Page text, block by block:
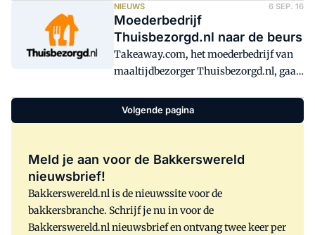
maakte het beursgenoteerde
moederbedrijf van onder meer
Thuisbezorgd.nl donderdag bekend.
NIEUWS 6 SEP. 16
Moederbedrijf
Thuisbezorgd.nl naar de beurs
Takeaway.com, het moederbedrijf van
maaltijdbezorger Thuisbezorgd.nl, gaat
Volgende pagina
Meld je aan voor de Bakkerswereld
nieuwsbrief!
Bakkerswereld.nl is de nieuwssite voor de
bakkersbranche. Schrijf je nu in voor de
Bakkerswereld.nl nieuwsbrief en ontvang twee keer per